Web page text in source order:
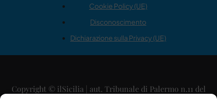
Cookie Policy (UE)
Disconoscimento
Dichiarazione sulla Privacy (UE)
Copyright © ilSicilia | aut. Tribunale di Palermo n.11 del